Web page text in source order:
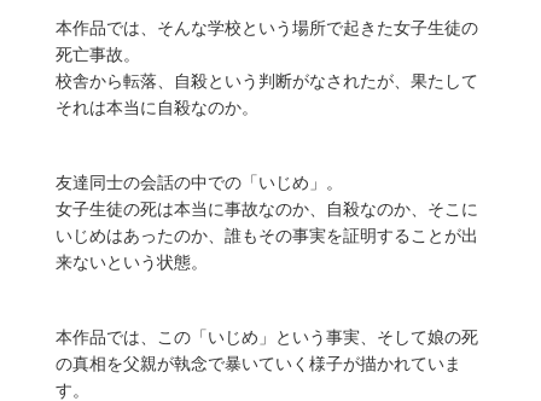
本作品では、そんな学校という場所で起きた女子生徒の
死亡事故。
校舎から転落、自殺という判断がなされたが、果たして
それは本当に自殺なのか。
友達同士の会話の中での「いじめ」。
女子生徒の死は本当に事故なのか、自殺なのか、そこに
いじめはあったのか、誰もその事実を証明することが出
来ないという状態。
本作品では、この「いじめ」という事実、そして娘の死
の真相を父親が執念で暴いていく様子が描かれていま
す。